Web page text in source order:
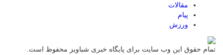
مقالات
پیام
ورزش
تمام حقوق این وب سایت برای پایگاه خبری شباویز محفوظ است.